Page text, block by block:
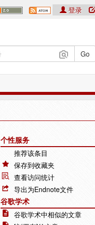
登录
个性服务
推荐该条目
保存到收藏夹
查看访问统计
导出为Endnote文件
谷歌学术
谷歌学术中相似的文章